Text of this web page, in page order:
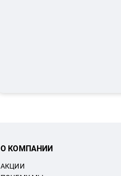
О КОМПАНИИ
АКЦИИ